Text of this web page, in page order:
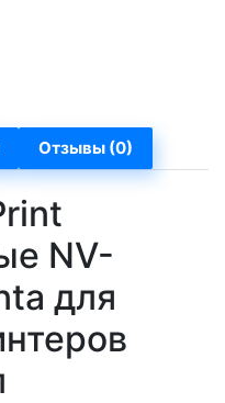
Отзывы (0)
NV-
для